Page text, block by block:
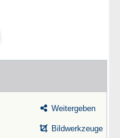
Weitergeben
Bildwerkzeuge